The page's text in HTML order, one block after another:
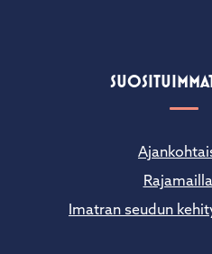
Imatran seudun